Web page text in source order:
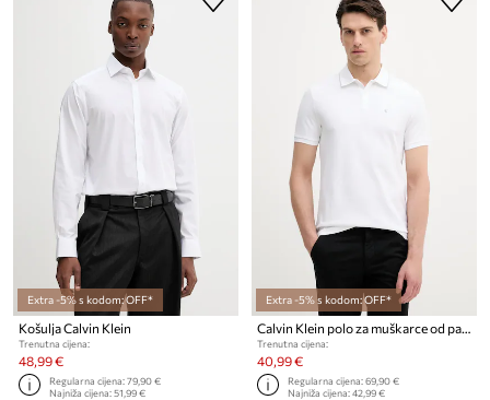
Extra -5% s kodom: OFF*
Košulja Calvin Klein
Trenutna cijena:
48,99 €
Regularna cijena:79,90 €
Najniža cijena:51,99 €
Extra -5% s kodom: OFF*
Calvin Klein polo za muškarce od pamuka
Trenutna cijena:
40,99 €
Regularna cijena:69,90 €
Najniža cijena:42,99 €